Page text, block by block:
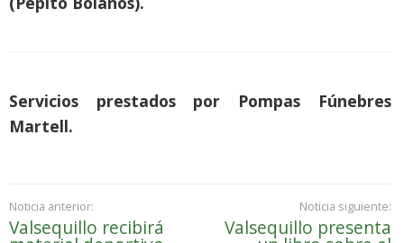
Servicios prestados por Pompas Fúnebres
Martell.
Noticia anterior:
Valsequillo recibirá
Noticia siguiente:
Valsequillo presenta